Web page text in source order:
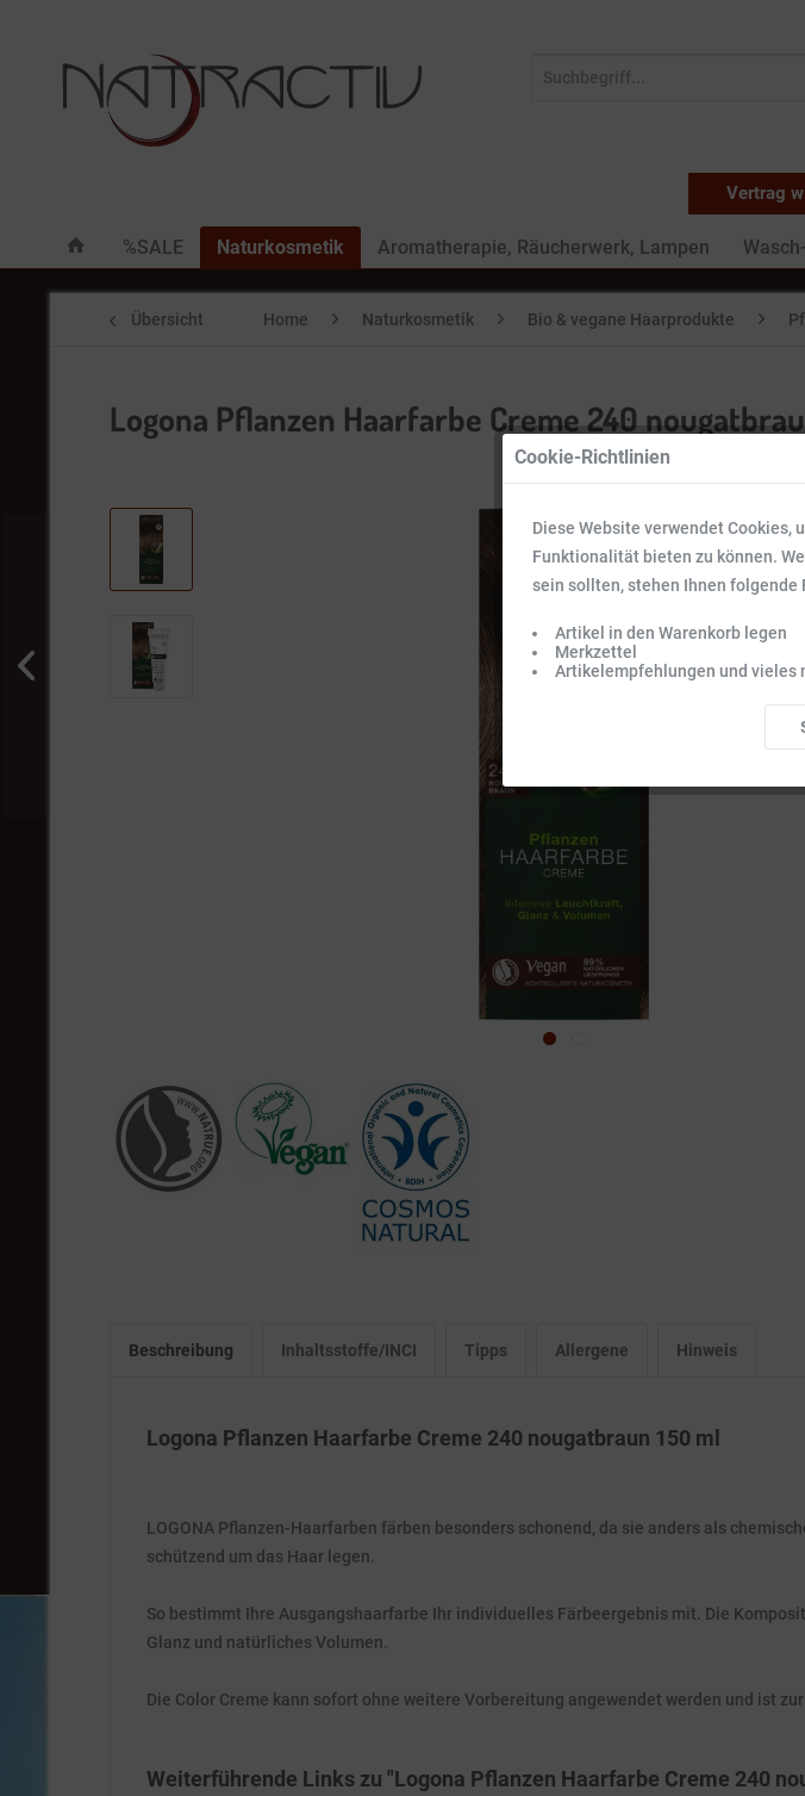
Vertrag
%SALE Naturkosmetik Aromatherapie, Räucherwerk, Lampen
Übersicht Home Naturkosmetik Bio & vegane Haarprodukte
Logona Pflanzen Haarfarbe Creme 240
Beschreibung Inhaltsstoffe/INCI Tipps Allergene Hinweis
Logona Pflanzen Haarfarbe Creme 240 nougatbraun 150 ml
LOGONA Pflanzen-Haarfarben färben besonders schonend, da sie anders als
schützend um das Haar legen.
So bestimmt Ihre Ausgangshaarfarbe Ihr individuelles Färbeergebnis mit. Die
Glanz und natürliches Volumen.
Die Color Creme kann sofort ohne weitere Vorbereitung angewendet werden und ist
Weiterführende Links zu "Logona Pflanzen Haarfarbe Creme 240
Cookie-Richtlinien
Diese Website verwendet Cookies,
Funktionalität bieten zu können.
sein sollten, stehen Ihnen
Artikel in den Warenkorb legen
Merkzettel
Artikelempfehlungen und vieles